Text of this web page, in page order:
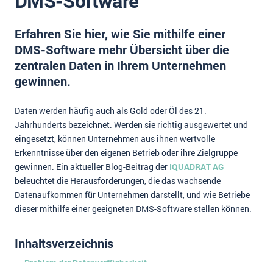
Kontakt
Erfahren Sie hier, wie Sie mithilfe einer
DMS-Software mehr Übersicht über die
zentralen Daten in Ihrem Unternehmen
gewinnen.
Daten werden häufig auch als Gold oder Öl des 21.
Jahrhunderts bezeichnet. Werden sie richtig ausgewertet und
eingesetzt, können Unternehmen aus ihnen wertvolle
Erkenntnisse über den eigenen Betrieb oder ihre Zielgruppe
gewinnen. Ein aktueller Blog-Beitrag der IQUADRAT AG
beleuchtet die Herausforderungen, die das wachsende
Datenaufkommen für Unternehmen darstellt, und wie Betriebe
dieser mithilfe einer geeigneten DMS-Software stellen können.
Inhaltsverzeichnis